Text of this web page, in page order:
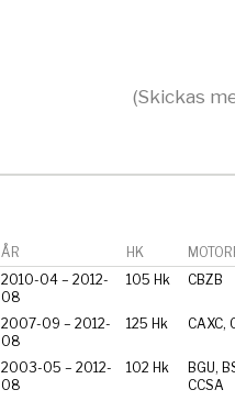
(Skickas
ÅR HK
2010-04 – 2012-
08
105 Hk CBZB
2007-09 – 2012-
08
125 Hk CAXC,
2003-05 – 2012-
08
102 Hk
BGU,
CCSA